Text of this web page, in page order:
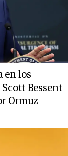
en los
Scott Bessent
Ormuz